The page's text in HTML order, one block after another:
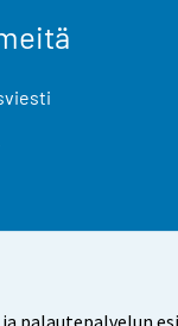
palautepalvelun